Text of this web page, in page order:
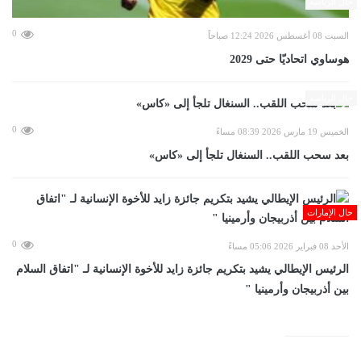
السبت 08 أغسطس 2026 12:24 صباحاً 0
هوساوي اتحاديّا حتى 2029
الخميس 19 مارس 2026 08:39 مساءً 0
بعد سحب اللقب.. السنغال تلجأ إلى «كاس»
حال الإمارات
الأحد 08 فبراير 2026 05:06 مساءً 0
الرئيس الإيطالي يشيد بتكريم جائزة زايد للأخوة الإنسانية لـ "اتفاق السلام
بين أذربيجان وأرمينيا "